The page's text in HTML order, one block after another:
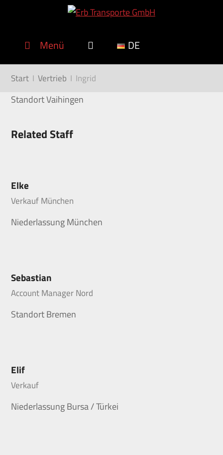
Menü DE
Start I Vertrieb I Ingrid
Standort Vaihingen
Related Staff
Elke
Verkauf München
Niederlassung München
Sebastian
Account Manager Nord
Standort Bremen
Elif
Verkauf
Niederlassung Bursa / Türkei